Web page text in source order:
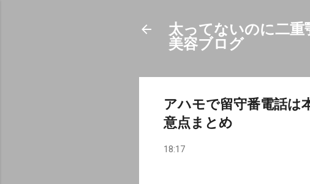
太ってないのに二重
美容ブログ
アハモで留守番電話は
意点まとめ
18:17